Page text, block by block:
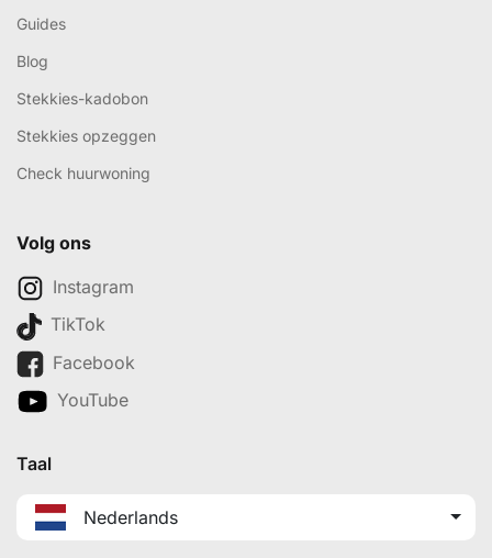
Guides
Blog
Stekkies-kadobon
Stekkies opzeggen
Check huurwoning
Volg ons
Instagram
TikTok
Facebook
YouTube
Taal
Nederlands